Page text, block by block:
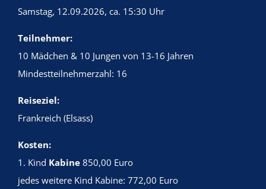
Samstag, 12.09.2026, ca. 15:30 Uhr
Teilnehmer:
10 Mädchen & 10 Jungen von 13-16 Jahren
Mindestteilnehmerzahl: 16
Reiseziel:
Frankreich (Elsass)
Kosten:
1. Kind Kabine 850,00 Euro
jedes weitere Kind Kabine: 772,00 Euro